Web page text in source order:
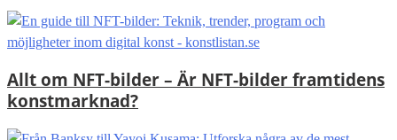
Allt om NFT-bilder – Är NFT-bilder framtidens
konstmarknad?